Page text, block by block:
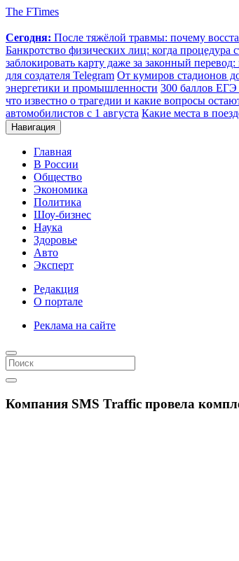
The FTimes
Сегодня: После тяжёлой травмы: почему
Банкротство физических лиц: когда
заблокировать карту даже за законный
для создателя Telegram От кумиров стадионов
энергетики и промышленности 300 баллов ЕГЭ
что известно о трагедии и какие вопросы
автомобилистов с 1 августа Какие места в
Навигация
Главная
В России
Общество
Экономика
Политика
Шоу-бизнес
Наука
Здоровье
Авто
Эксперт
Редакция
О портале
Реклама на сайте
Компания SMS Traffic провела